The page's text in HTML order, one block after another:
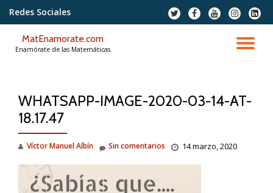
contenido
Redes Sociales
fa-
twitter
fa-
facebook
fa-
youtube
fa-
instagram
fa-
MatEnamorate.com
Enamórate de las Matemáticas
WHATSAPP-IMAGE-2020-03-14-AT-
18.17.47
Víctor Manuel Albín 14 marzo, 2020
Sin comentarios